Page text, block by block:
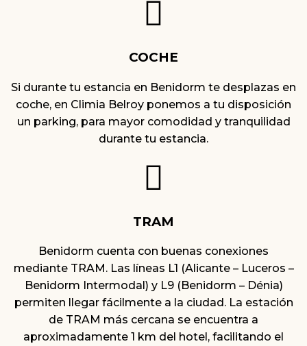
COCHE
Si durante tu estancia en Benidorm te desplazas en
coche, en Climia Belroy ponemos a tu disposición
un parking, para mayor comodidad y tranquilidad
durante tu estancia.
TRAM
Benidorm cuenta con buenas conexiones
mediante TRAM. Las líneas L1 (Alicante – Luceros –
Benidorm Intermodal) y L9 (Benidorm – Dénia)
permiten llegar fácilmente a la ciudad. La estación
de TRAM más cercana se encuentra a
aproximadamente 1 km del hotel, facilitando el